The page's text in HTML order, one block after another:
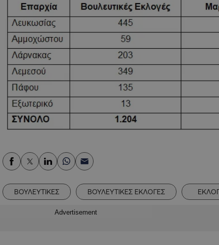
ΒΟΥΛΕΥΤΙΚΕΣ ΒΟΥΛΕΥΤΙΚΕΣ ΕΚΛΟΓΕΣ
Advertisement